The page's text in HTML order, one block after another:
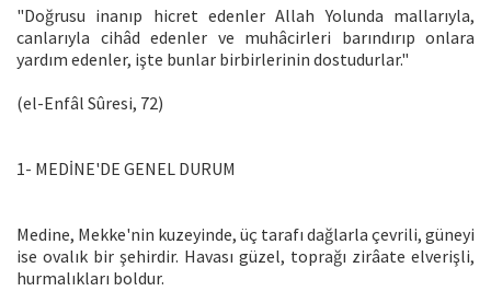
"Doğrusu inanıp hicret edenler Allah Yolunda mallarıyla,
canlarıyla cihâd edenler ve muhâcirleri barındırıp onlara
yardım edenler, işte bunlar birbirlerinin dostudurlar."
(el-Enfâl Sûresi, 72)
1- MEDİNE'DE GENEL DURUM
Medine, Mekke'nin kuzeyinde, üç tarafı dağlarla çevrili, güneyi
ise ovalık bir şehirdir. Havası güzel, toprağı zirâate elverişli,
hurmalıkları boldur.